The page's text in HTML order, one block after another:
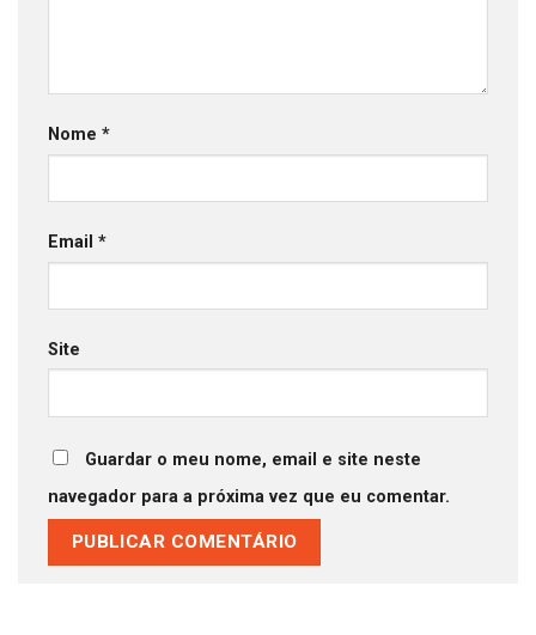
Nome *
Email *
Site
Guardar o meu nome, email e site neste
navegador para a próxima vez que eu comentar.